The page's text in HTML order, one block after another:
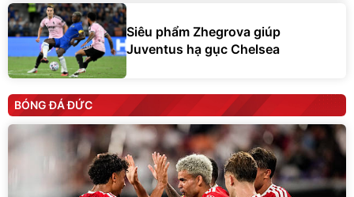
Siêu phẩm Zhegrova giúp
Juventus hạ gục Chelsea
BÓNG ĐÁ ĐỨC